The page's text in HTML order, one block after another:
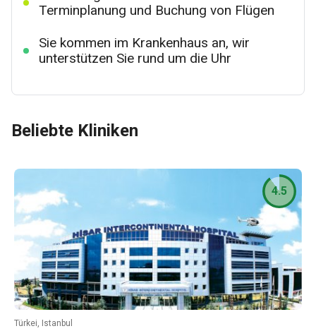
Terminplanung und Buchung von Flügen
Sie kommen im Krankenhaus an, wir
unterstützen Sie rund um die Uhr
Beliebte Kliniken
Türkei, Istanbul
4.5